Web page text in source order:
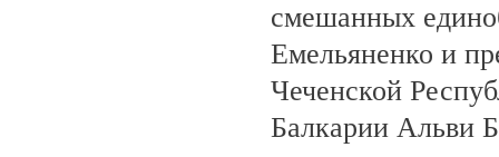
смешанных
Емельяненко и
Чеченской
Балкарии Альви